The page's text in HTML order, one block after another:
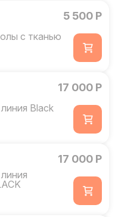
с тканью
5 500 Р
Black
17 000 Р
17 000 Р